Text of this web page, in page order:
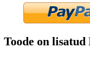
Toode on